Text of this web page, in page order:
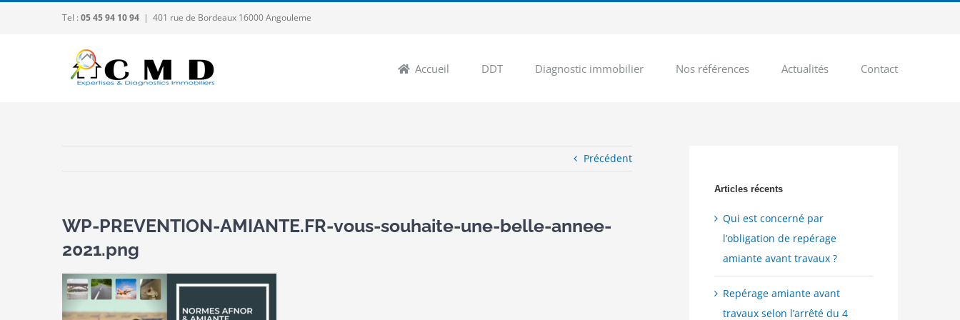
Tel : 05 45 94 10 94 | 401 rue de Bordeaux 16000 Angouleme
Accueil DDT Diagnostic immobilier Nos références Actualités Contact
Précédent
WP-PREVENTION-AMIANTE.FR-vous-souhaite-une-belle-annee-
2021.png
Articles récents
Qui est concerné par
l’obligation de repérage
amiante avant travaux ?
Repérage amiante avant
travaux selon l’arrêté du 4